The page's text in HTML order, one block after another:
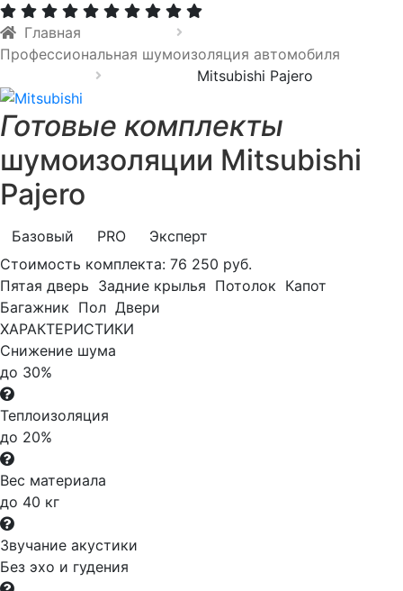
Главная
Профессиональная шумоизоляция автомобиля
Mitsubishi Pajero
Готовые комплекты
шумоизоляции Mitsubishi
Pajero
Базовый PRO
Эксперт
Стоимость комплекта: 76 250 руб.
Пятая дверь Задние крылья Потолок Капот
Багажник Пол Двери
ХАРАКТЕРИСТИКИ
Снижение шума
до 30%
Теплоизоляция
до 20%
Вес материала
до 40 кг
Звучание акустики
Без эхо и гудения